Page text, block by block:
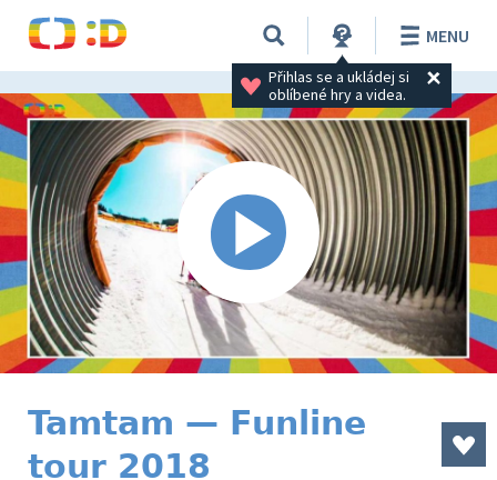
Přihlas se a ukládej si
oblíbené hry a videa.
MENU
Tamtam — Funline
tour 2018